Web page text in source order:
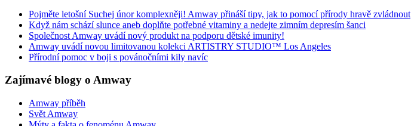
Pojměte letošní Suchej únor komplexněji! Amway přináší tipy, jak to pomocí přírody hravě zvládnout
Když nám schází slunce aneb doplňte potřebné vitaminy a nedejte zimním depresím šanci
Společnost Amway uvádí nový produkt na podporu dětské imunity!
Amway uvádí novou limitovanou kolekci ARTISTRY STUDIO™ Los Angeles
Přírodní pomoc v boji s povánočními kily navíc
Zajímavé blogy o Amway
Amway příběh
Svět Amway